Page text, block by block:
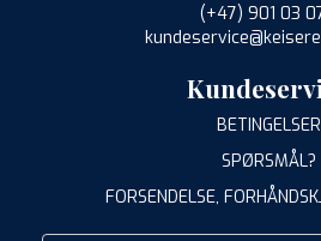
(+47) 901 03
BETINGELSER
SPØRSMÅL?
FORSENDELSE,